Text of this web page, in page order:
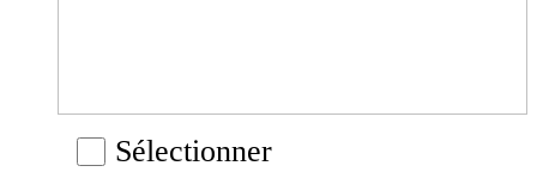
Sélectionner